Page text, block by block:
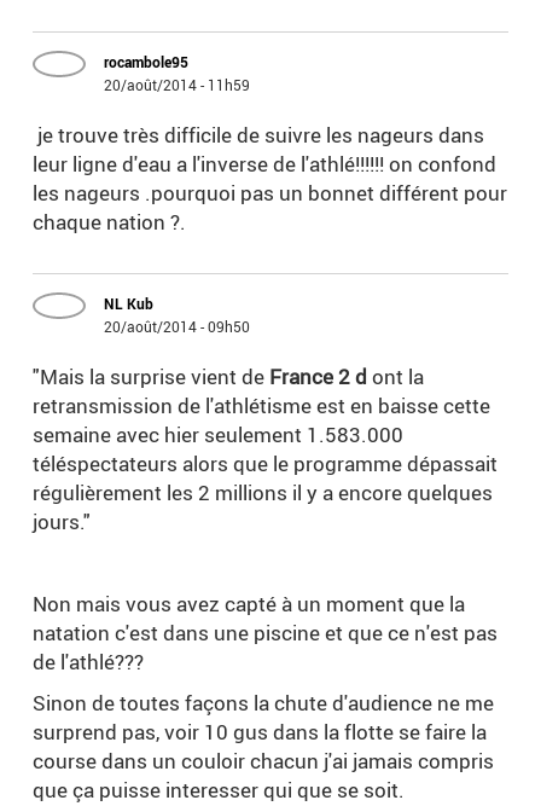
rocambole95
20/août/2014 - 11h59
je trouve très difficile de suivre les nageurs dans
leur ligne d'eau a l'inverse de l'athlé!!!!!! on confond
les nageurs .pourquoi pas un bonnet différent pour
chaque nation ?.
NL Kub
20/août/2014 - 09h50
"Mais la surprise vient de France 2 dont la
retransmission de l'athlétisme est en baisse cette
semaine avec hier seulement 1.583.000
téléspectateurs alors que le programme dépassait
régulièrement les 2 millions il y a encore quelques
jours."
Non mais vous avez capté à un moment que la
natation c'est dans une piscine et que ce n'est pas
de l'athlé???
Sinon de toutes façons la chute d'audience ne me
surprend pas, voir 10 gus dans la flotte se faire la
course dans un couloir chacun j'ai jamais compris
que ça puisse interesser qui que se soit.